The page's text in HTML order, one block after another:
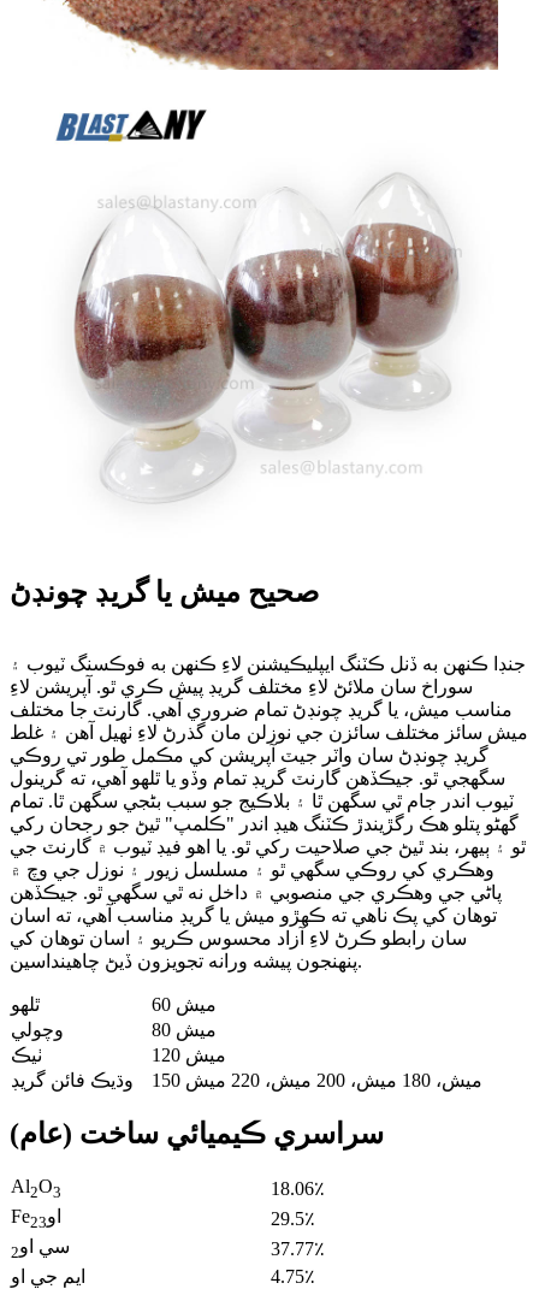
صحيح ميش يا گريڊ چونڊڻ
جنڊا ڪنهن به ڏنل ڪٽنگ ايپليڪيشنن لاءِ ڪنهن به فوڪسنگ ٽيوب ۽
سوراخ سان ملائڻ لاءِ مختلف گريڊ پيش ڪري ٿو. آپريشن لاءِ
مناسب ميش، يا گريڊ چونڊڻ تمام ضروري آهي. گارنٽ جا مختلف
ميش سائز مختلف سائزن جي نوزلن مان گذرڻ لاءِ ٺهيل آهن ۽ غلط
گريڊ چونڊڻ سان واٽر جيٽ آپريشن کي مڪمل طور تي روڪي
سگهجي ٿو. جيڪڏهن گارنٽ گريڊ تمام وڏو يا ٿلهو آهي، ته گرينول
ٽيوب اندر جام ٿي سگهن ٿا ۽ بلاڪيج جو سبب بڻجي سگهن ٿا. تمام
گهڻو پتلو هڪ رگڙيندڙ ڪٽنگ هيڊ اندر "ڪلمپ" ٿيڻ جو رجحان رکي
ٿو ۽ ٻيهر، بند ٿيڻ جي صلاحيت رکي ٿو. يا اهو فيڊ ٽيوب ۾ گارنٽ جي
وهڪري کي روڪي سگهي ٿو ۽ مسلسل زيور ۽ نوزل ​​جي وچ ۾
پاڻي جي وهڪري جي منصوبي ۾ داخل نه ٿي سگهي ٿو. جيڪڏهن
توهان کي پڪ ناهي ته ڪهڙو ميش يا گريڊ مناسب آهي، ته اسان
سان رابطو ڪرڻ لاءِ آزاد محسوس ڪريو ۽ اسان توهان کي
پنهنجون پيشه ورانه تجويزون ڏيڻ چاهينداسين.
ٿلهو
60 ميش
وچولي
80 ميش
ٺيڪ
120 ميش
وڌيڪ فائن گريڊ
150 ميش، 180 ميش، 200 ميش، 220 ميش
سراسري ڪيميائي ساخت (عام)
Al2O3
18.06٪
Fe2 او3
29.5٪
سي او2
37.77٪
ايم جي او
4.75٪